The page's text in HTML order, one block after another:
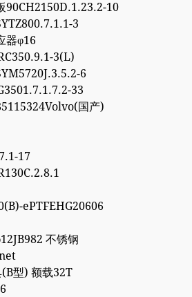
90CH2150D.1.23.2-10
3
器φ16
3(L)
6
33
国产)
17
ePTFEHG20606
不锈钢
型) 额载32T